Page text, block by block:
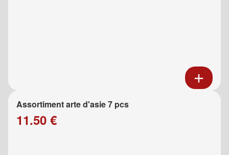
Assortiment arte d'asie 7 pcs
11.50 €